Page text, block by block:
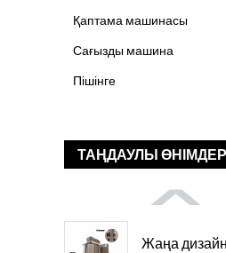
Қаптама машинасы
Сағызды машина
Пішінге
ТАҢДАУЛЫ ӨНІМДЕР
Жаңа